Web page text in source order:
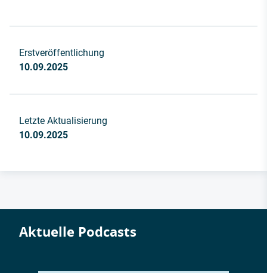
Erstveröffentlichung
10.09.2025
Letzte Aktualisierung
10.09.2025
Aktuelle Podcasts